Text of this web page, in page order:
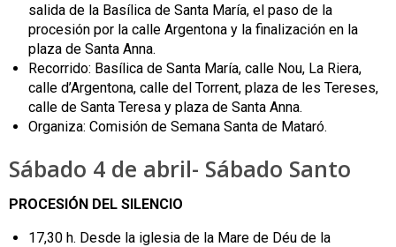
salida de la Basílica de Santa María, el paso de la
procesión por la calle Argentona y la finalización en la
plaza de Santa Anna.
Recorrido: Basílica de Santa María, calle Nou, La Riera,
calle d’Argentona, calle del Torrent, plaza de les Tereses,
calle de Santa Teresa y plaza de Santa Anna.
Organiza: Comisión de Semana Santa de Mataró.
Sábado 4 de abril- Sábado Santo
PROCESIÓN DEL SILENCIO
17,30 h. Desde la iglesia de la Mare de Déu de la